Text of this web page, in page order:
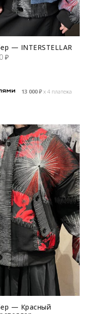
— INTERSTELLAR
₽
13 000₽х 4 платежа
— Красный